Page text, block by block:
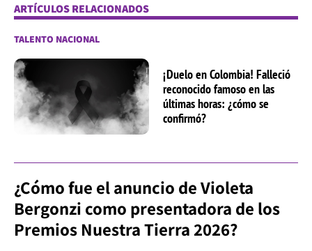
ARTÍCULOS RELACIONADOS
TALENTO NACIONAL
¡Duelo en Colombia! Falleció
reconocido famoso en las
últimas horas: ¿cómo se
confirmó?
¿Cómo fue el anuncio de Violeta
Bergonzi como presentadora de los
Premios Nuestra Tierra 2026?